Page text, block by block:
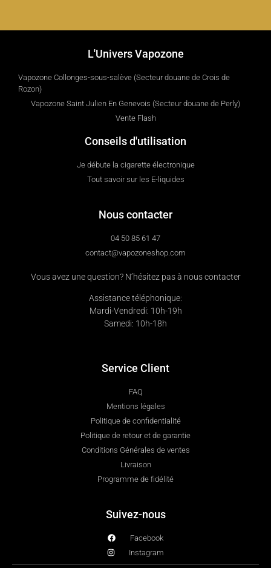
L'Univers Vapozone
Vapozone Collonges-sous-salève (Secteur douane de Crois de
Rozon)
Vapozone Saint Julien En Genevois (Secteur douane de Perly)
Vente Flash
Conseils d'utilisation
Je débute la cigarette électronique
Tout savoir sur les E-liquides
Nous contacter
04 50 85 61 47
contact@vapozoneshop.com
Vous avez une question? N’hésitez pas à nous contacter
Assistance téléphonique:
Mardi-Vendredi: 10h-19h
Samedi: 10h-18h
Service Client
FAQ
Mentions légales
Politique de confidentialité
Politique de retour et de garantie
Conditions Générales de ventes
Livraison
Programme de fidélité
Suivez-nous
Facebook
Instagram